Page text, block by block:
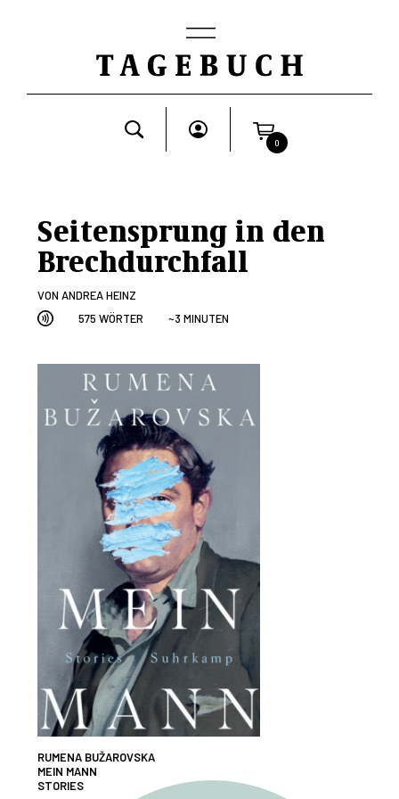
0
Seitensprung in den
Brechdurchfall
VON ANDREA HEINZ
575 WÖRTER
~3 MINUTEN
RUMENA BUŽAROVSKA
MEIN MANN
STORIES